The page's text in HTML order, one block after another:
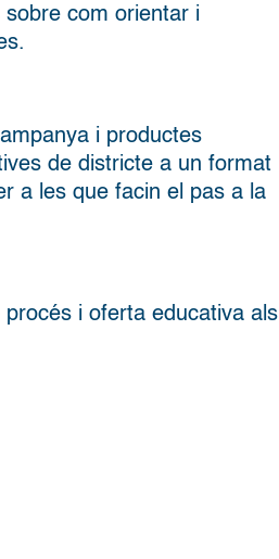
sobre com orientar i
i productes
de districte a un format
a les que facin el pas a la
procés i oferta educativa als